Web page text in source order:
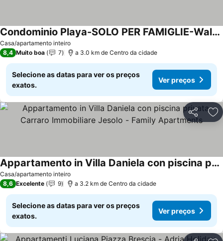
Casa/apartamento inteiro
Condominio Playa-SOLO PER FAMIGLIE-Walterigato Apartments
Ver preços
8,4 Muito boa 7 a 3.0 km de Centro da cidade
Selecione as datas para ver os preços
exatos.
Ver preços
Partilhar
Casa/apartamento inteiro
Appartamento in Villa Daniela con piscina privata Carraro Immobiliare Jesolo - Family Apartments
Ver preços
8,6 Excelente 9 a 3.2 km de Centro da cidade
Selecione as datas para ver os preços
exatos.
Ver preços